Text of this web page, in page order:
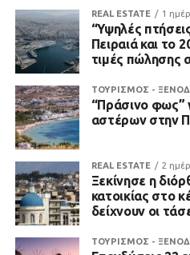
REAL ESTATE 1
“Υψηλές
Πειραιά και το
τιμές πώλησης
ΤΟΥΡΙΣΜΟΣ -
“Πράσινο φως”
αστέρων στην
REAL ESTATE 2
Ξεκίνησε η
κατοικίας στο
δείχνουν οι
ΤΟΥΡΙΣΜΟΣ -